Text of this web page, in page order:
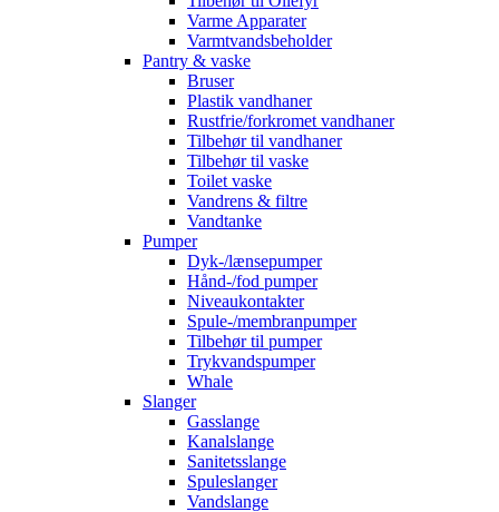
Varme Apparater
Varmtvandsbeholder
Pantry & vaske
Bruser
Plastik vandhaner
Rustfrie/forkromet vandhaner
Tilbehør til vandhaner
Tilbehør til vaske
Toilet vaske
Vandrens & filtre
Vandtanke
Pumper
Dyk-/lænsepumper
Hånd-/fod pumper
Niveaukontakter
Spule-/membranpumper
Tilbehør til pumper
Trykvandspumper
Whale
Slanger
Gasslange
Kanalslange
Sanitetsslange
Spuleslanger
Vandslange